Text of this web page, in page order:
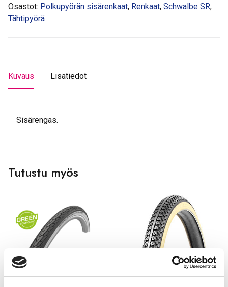
Osastot: Polkupyörän sisärenkaat, Renkaat, Schwalbe SR,
Tähtipyörä
Kuvaus Lisätiedot
Sisärengas.
Tutustu myös